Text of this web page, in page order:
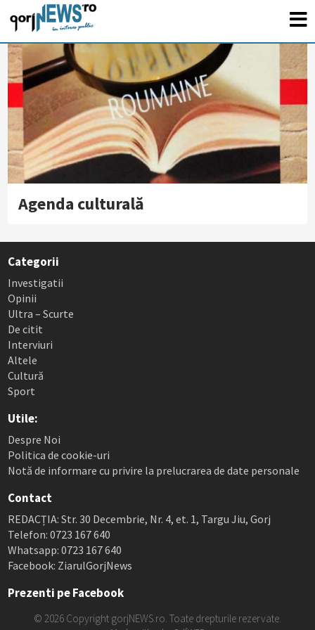
Agenda culturală
Categorii
Investigatii
Opinii
Ultra – Scurte
De citit
Interviuri
Altele
Cultură
Sport
Utile:
Despre Noi
Politica de cookie-uri
Notă de informare cu privire la prelucrarea de date personale
Contact
REDACȚIA: Str. 30 Decembrie, Nr. 4, et. 1, Targu Jiu, Gorj
Telefon: 0723 167 640
Whatsapp: 0723 167 640
Facebook: ZiarulGorjNews
Prezenti pe Facebook
© 2026 Copyright gorjNEWS.ro. Toate drepturile rezervate.